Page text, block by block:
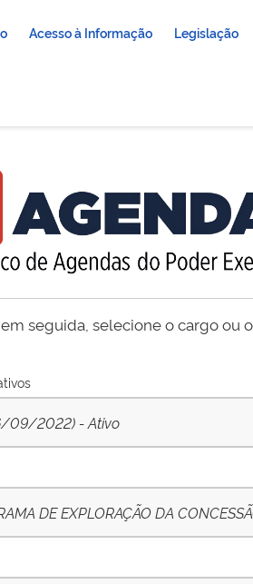
Acesso à Informação Legislação
seguida, selecione o cargo ou
09/2022) - Ativo
DE EXPLORAÇÃO DA